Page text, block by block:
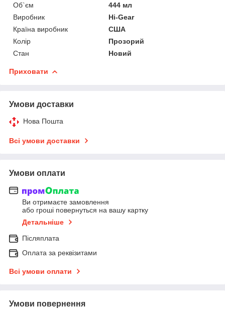
Об`єм
444 мл
Виробник
Hi-Gear
Країна виробник
США
Колір
Прозорий
Стан
Новий
Приховати
Умови доставки
Нова Пошта
Всі умови доставки
Умови оплати
Ви отримаєте замовлення
або гроші повернуться на вашу картку
Детальніше
Післяплата
Оплата за реквізитами
Всі умови оплати
Умови повернення